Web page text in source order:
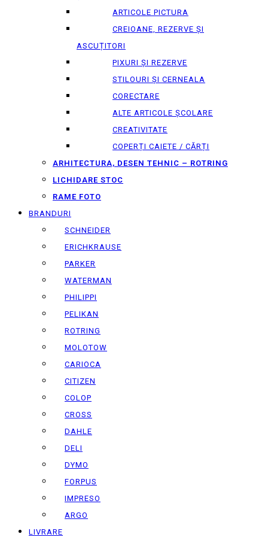
ARTICOLE PICTURA
CREIOANE, REZERVE ȘI
ASCUȚITORI
PIXURI ȘI REZERVE
STILOURI ȘI CERNEALA
CORECTARE
ALTE ARTICOLE ȘCOLARE
CREATIVITATE
COPERȚI CAIETE / CĂRȚI
ARHITECTURA, DESEN TEHNIC – ROTRING
LICHIDARE STOC
RAME FOTO
BRANDURI
SCHNEIDER
ERICHKRAUSE
PARKER
WATERMAN
PHILIPPI
PELIKAN
ROTRING
MOLOTOW
CARIOCA
CITIZEN
COLOP
CROSS
DAHLE
DELI
DYMO
FORPUS
IMPRESO
ARGO
LIVRARE